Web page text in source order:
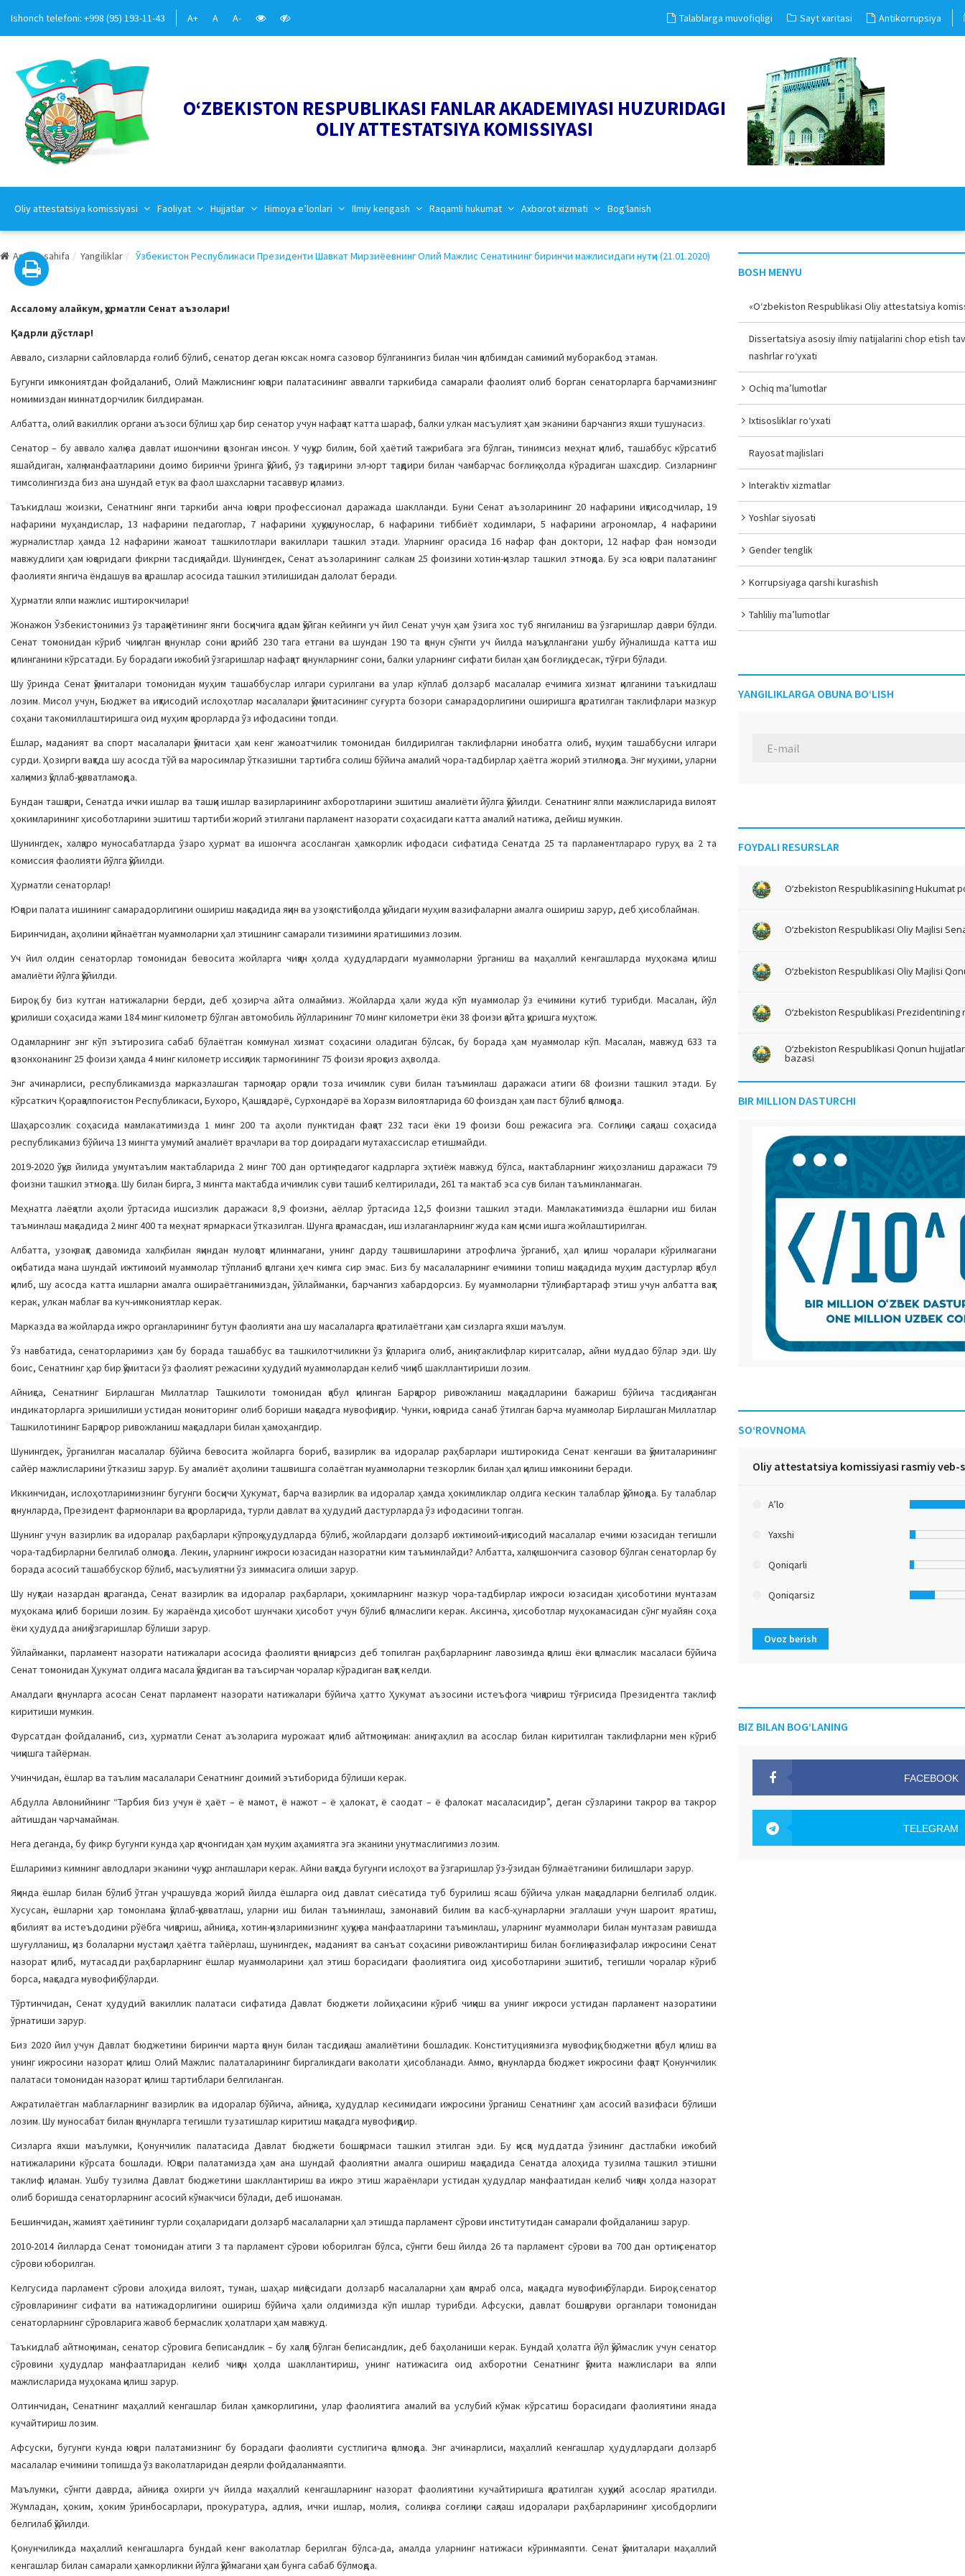
Ishonch telefoni: +998 (95) 193-11-43 A+ A A- Talablarga muvofiqligi Sayt xaritasi Antikorrupsiya
O‘ZBEKISTON RESPUBLIKASI FANLAR AKADEMIYASI HUZURIDAGI
OLIY ATTESTATSIYA KOMISSIYASI
Oliy attestatsiya komissiyasi Faoliyat Hujjatlar Himoya e’lonlari Ilmiy kengash Raqamli hukumat Axborot xizmati Bog‘lanish
Asosiy sahifa Yangiliklar Ўзбекистон Республикаси Президенти Шавкат Мирзиёевнинг Олий Мажлис Сенатининг биринчи мажлисидаги нутқи (21.01.2020)
Ассалому алайкум, ҳурматли Сенат аъзолари!
Қадрли дўстлар!
Аввало, сизларни сайловларда ғолиб бўлиб, сенатор деган юксак номга сазовор бўлганингиз билан чин қалбимдан самимий муборакбод этаман.
Бугунги имкониятдан фойдаланиб, Олий Мажлиснинг юқори палатасининг аввалги таркибида самарали фаолият олиб борган сенаторларга барчамизнинг
номимиздан миннатдорчилик билдираман.
Албатта, олий вакиллик органи аъзоси бўлиш ҳар бир сенатор учун нафақат катта шараф, балки улкан масъулият ҳам эканини барчангиз яхши тушунасиз.
Сенатор – бу аввало халқ ва давлат ишончини қозонган инсон. У чуқур билим, бой ҳаётий тажрибага эга бўлган, тинимсиз меҳнат қилиб, ташаббус кўрсатиб
яшайдиган, халқ манфаатларини доимо биринчи ўринга қўйиб, ўз тақдирини эл-юрт тақдири билан чамбарчас боғлиқ ҳолда кўрадиган шахсдир. Сизларнинг
тимсолингизда биз ана шундай етук ва фаол шахсларни тасаввур қиламиз.
Таъкидлаш жоизки, Сенатнинг янги таркиби анча юқори профессионал даражада шаклланди. Буни Сенат аъзоларининг 20 нафарини иқтисодчилар, 19
нафарини муҳандислар, 13 нафарини педагоглар, 7 нафарини ҳуқуқшунослар, 6 нафарини тиббиёт ходимлари, 5 нафарини агрономлар, 4 нафарини
журналистлар ҳамда 12 нафарини жамоат ташкилотлари вакиллари ташкил этади. Уларнинг орасида 16 нафар фан доктори, 12 нафар фан номзоди
мавжудлиги ҳам юқоридаги фикрни тасдиқлайди. Шунингдек, Сенат аъзоларининг салкам 25 фоизини хотин-қизлар ташкил этмоқда. Бу эса юқори палатанинг
фаолияти янгича ёндашув ва қарашлар асосида ташкил этилишидан далолат беради.
Ҳурматли ялпи мажлис иштирокчилари!
Жонажон Ўзбекистонимиз ўз тараққиётининг янги босқичига қадам қўйган кейинги уч йил Сенат учун ҳам ўзига хос туб янгиланиш ва ўзгаришлар даври бўлди.
Сенат томонидан кўриб чиқилган қонунлар сони қарийб 230 тага етгани ва шундан 190 та қонун сўнгги уч йилда маъқуллангани ушбу йўналишда катта иш
қилинганини кўрсатади. Бу борадаги ижобий ўзгаришлар нафақат қонунларнинг сони, балки уларнинг сифати билан ҳам боғлиқ, десак, тўғри бўлади.
Шу ўринда Сенат қўмиталари томонидан муҳим ташаббуслар илгари сурилгани ва улар кўплаб долзарб масалалар ечимига хизмат қилганини таъкидлаш
лозим. Мисол учун, Бюджет ва иқтисодий ислоҳотлар масалалари қўмитасининг суғурта бозори самарадорлигини оширишга қаратилган таклифлари мазкур
соҳани такомиллаштиришга оид муҳим қарорларда ўз ифодасини топди.
Ёшлар, маданият ва спорт масалалари қўмитаси ҳам кенг жамоатчилик томонидан билдирилган таклифларни инобатга олиб, муҳим ташаббусни илгари
сурди. Ҳозирги вақтда шу асосда тўй ва маросимлар ўтказишни тартибга солиш бўйича амалий чора-тадбирлар ҳаётга жорий этилмоқда. Энг муҳими, уларни
халқимиз қўллаб-қувватламоқда.
Бундан ташқари, Сенатда ички ишлар ва ташқи ишлар вазирларининг ахборотларини эшитиш амалиёти йўлга қўйилди. Сенатнинг ялпи мажлисларида вилоят
ҳокимларининг ҳисоботларини эшитиш тартиби жорий этилгани парламент назорати соҳасидаги катта амалий натижа, дейиш мумкин.
Шунингдек, халқаро муносабатларда ўзаро ҳурмат ва ишончга асосланган ҳамкорлик ифодаси сифатида Сенатда 25 та парламентлараро гуруҳ ва 2 та
комиссия фаолияти йўлга қўйилди.
Ҳурматли сенаторлар!
Юқори палата ишининг самарадорлигини ошириш мақсадида яқин ва узоқ истиқболда қуйидаги муҳим вазифаларни амалга ошириш зарур, деб ҳисоблайман.
Биринчидан, аҳолини қийнаётган муаммоларни ҳал этишнинг самарали тизимини яратишимиз лозим.
Уч йил олдин сенаторлар томонидан бевосита жойларга чиққан ҳолда ҳудудлардаги муаммоларни ўрганиш ва маҳаллий кенгашларда муҳокама қилиш
амалиёти йўлга қўйилди.
Бироқ, бу биз кутган натижаларни берди, деб ҳозирча айта олмаймиз. Жойларда ҳали жуда кўп муаммолар ўз ечимини кутиб турибди. Масалан, йўл
қурилиши соҳасида жами 184 минг километр бўлган автомобиль йўлларининг 70 минг километри ёки 38 фоизи қайта қуришга муҳтож.
Одамларнинг энг кўп эътирозига сабаб бўлаётган коммунал хизмат соҳасини оладиган бўлсак, бу борада ҳам муаммолар кўп. Масалан, мавжуд 633 та
қозонхонанинг 25 фоизи ҳамда 4 минг километр иссиқлик тармоғининг 75 фоизи яроқсиз аҳволда.
Энг ачинарлиси, республикамизда марказлашган тармоқлар орқали тоза ичимлик суви билан таъминлаш даражаси атиги 68 фоизни ташкил этади. Бу
кўрсаткич Қорақалпоғистон Республикаси, Бухоро, Қашқадарё, Сурхондарё ва Хоразм вилоятларида 60 фоиздан ҳам паст бўлиб қолмоқда.
Шаҳарсозлик соҳасида мамлакатимизда 1 минг 200 та аҳоли пунктидан фақат 232 таси ёки 19 фоизи бош режасига эга. Соғлиқни сақлаш соҳасида
республикамиз бўйича 13 мингта умумий амалиёт врачлари ва тор доирадаги мутахассислар етишмайди.
2019-2020 ўқув йилида умумтаълим мактабларида 2 минг 700 дан ортиқ педагог кадрларга эҳтиёж мавжуд бўлса, мактабларнинг жиҳозланиш даражаси 79
фоизни ташкил этмоқда. Шу билан бирга, 3 мингта мактабда ичимлик суви ташиб келтирилади, 261 та мактаб эса сув билан таъминланмаган.
Меҳнатга лаёқатли аҳоли ўртасида ишсизлик даражаси 8,9 фоизни, аёллар ўртасида 12,5 фоизни ташкил этади. Мамлакатимизда ёшларни иш билан
таъминлаш мақсадида 2 минг 400 та меҳнат ярмаркаси ўтказилган. Шунга қарамасдан, иш излаганларнинг жуда кам қисми ишга жойлаштирилган.
Албатта, узоқ вақт давомида халқ билан яқиндан мулоқот қилинмагани, унинг дарду ташвишларини атрофлича ўрганиб, ҳал қилиш чоралари кўрилмагани
оқибатида мана шундай ижтимоий муаммолар тўпланиб қолгани ҳеч кимга сир эмас. Биз бу масалаларнинг ечимини топиш мақсадида муҳим дастурлар қабул
қилиб, шу асосда катта ишларни амалга ошираётганимиздан, ўйлайманки, барчангиз хабардорсиз. Бу муаммоларни тўлиқ бартараф этиш учун албатта вақт
керак, улкан маблағ ва куч-имкониятлар керак.
Марказда ва жойларда ижро органларининг бутун фаолияти ана шу масалаларга қаратилаётгани ҳам сизларга яхши маълум.
Ўз навбатида, сенаторларимиз ҳам бу борада ташаббус ва ташкилотчиликни ўз қўлларига олиб, аниқ таклифлар киритсалар, айни муддао бўлар эди. Шу
боис, Сенатнинг ҳар бир қўмитаси ўз фаолият режасини ҳудудий муаммолардан келиб чиқиб шакллантириши лозим.
Айниқса, Сенатнинг Бирлашган Миллатлар Ташкилоти томонидан қабул қилинган Барқарор ривожланиш мақсадларини бажариш бўйича тасдиқланган
индикаторларга эришилиши устидан мониторинг олиб бориши мақсадга мувофиқдир. Чунки, юқорида санаб ўтилган барча муаммолар Бирлашган Миллатлар
Ташкилотининг Барқарор ривожланиш мақсадлари билан ҳамоҳангдир.
Шунингдек, ўрганилган масалалар бўйича бевосита жойларга бориб, вазирлик ва идоралар раҳбарлари иштирокида Сенат кенгаши ва қўмиталарининг
сайёр мажлисларини ўтказиш зарур. Бу амалиёт аҳолини ташвишга солаётган муаммоларни тезкорлик билан ҳал қилиш имконини беради.
Иккинчидан, ислоҳотларимизнинг бугунги босқичи Ҳукумат, барча вазирлик ва идоралар ҳамда ҳокимликлар олдига кескин талаблар қўймоқда. Бу талаблар
қонунларда, Президент фармонлари ва қарорларида, турли давлат ва ҳудудий дастурларда ўз ифодасини топган.
Шунинг учун вазирлик ва идоралар раҳбарлари кўпроқ ҳудудларда бўлиб, жойлардаги долзарб ижтимоий-иқтисодий масалалар ечими юзасидан тегишли
чора-тадбирларни белгилаб олмоқда. Лекин, уларнинг ижроси юзасидан назоратни ким таъминлайди? Албатта, халқ ишончига сазовор бўлган сенаторлар бу
борада асосий ташаббускор бўлиб, масъулиятни ўз зиммасига олиши зарур.
Шу нуқтаи назардан қараганда, Сенат вазирлик ва идоралар раҳбарлари, ҳокимларнинг мазкур чора-тадбирлар ижроси юзасидан ҳисоботини мунтазам
муҳокама қилиб бориши лозим. Бу жараёнда ҳисобот шунчаки ҳисобот учун бўлиб қолмаслиги керак. Аксинча, ҳисоботлар муҳокамасидан сўнг муайян соҳа
ёки ҳудудда аниқ ўзгаришлар бўлиши зарур.
Ўйлайманки, парламент назорати натижалари асосида фаолияти қониқарсиз деб топилган раҳбарларнинг лавозимда қолиш ёки қолмаслик масаласи бўйича
Сенат томонидан Ҳукумат олдига масала қўядиган ва таъсирчан чоралар кўрадиган вақт келди.
Амалдаги қонунларга асосан Сенат парламент назорати натижалари бўйича ҳатто Ҳукумат аъзосини истеъфога чиқариш тўғрисида Президентга таклиф
киритиши мумкин.
Фурсатдан фойдаланиб, сиз, ҳурматли Сенат аъзоларига мурожаат қилиб айтмоқчиман: аниқ таҳлил ва асослар билан киритилган таклифларни мен кўриб
чиқишга тайёрман.
Учинчидан, ёшлар ва таълим масалалари Сенатнинг доимий эътиборида бўлиши керак.
Абдулла Авлонийнинг “Тарбия биз учун ё ҳаёт – ё мамот, ё нажот – ё ҳалокат, ё саодат – ё фалокат масаласидир”, деган сўзларини такрор ва такрор
айтишдан чарчамайман.
Нега деганда, бу фикр бугунги кунда ҳар қачонгидан ҳам муҳим аҳамиятга эга эканини унутмаслигимиз лозим.
Ёшларимиз кимнинг авлодлари эканини чуқур англашлари керак. Айни вақтда бугунги ислоҳот ва ўзгаришлар ўз-ўзидан бўлмаётганини билишлари зарур.
Яқинда ёшлар билан бўлиб ўтган учрашувда жорий йилда ёшларга оид давлат сиёсатида туб бурилиш ясаш бўйича улкан мақсадларни белгилаб олдик.
Хусусан, ёшларни ҳар томонлама қўллаб-қувватлаш, уларни иш билан таъминлаш, замонавий билим ва касб-ҳунарларни эгаллаши учун шароит яратиш,
қобилият ва истеъдодини рўёбга чиқариш, айниқса, хотин-қизларимизнинг ҳуқуқ ва манфаатларини таъминлаш, уларнинг муаммолари билан мунтазам равишда
шуғулланиш, қиз болаларни мустақил ҳаётга тайёрлаш, шунингдек, маданият ва санъат соҳасини ривожлантириш билан боғлиқ вазифалар ижросини Сенат
назорат қилиб, мутасадди раҳбарларнинг ёшлар муаммоларини ҳал этиш борасидаги фаолиятига оид ҳисоботларини эшитиб, тегишли чоралар кўриб
борса, мақсадга мувофиқ бўларди.
Тўртинчидан, Сенат ҳудудий вакиллик палатаси сифатида Давлат бюджети лойиҳасини кўриб чиқиш ва унинг ижроси устидан парламент назоратини
ўрнатиши зарур.
Биз 2020 йил учун Давлат бюджетини биринчи марта қонун билан тасдиқлаш амалиётини бошладик. Конституциямизга мувофиқ, бюджетни қабул қилиш ва
унинг ижросини назорат қилиш Олий Мажлис палаталарининг биргаликдаги ваколати ҳисобланади. Аммо, қонунларда бюджет ижросини фақат Қонунчилик
палатаси томонидан назорат қилиш тартиблари белгиланган.
Ажратилаётган маблағларнинг вазирлик ва идоралар бўйича, айниқса, ҳудудлар кесимидаги ижросини ўрганиш Сенатнинг ҳам асосий вазифаси бўлиши
лозим. Шу муносабат билан қонунларга тегишли тузатишлар киритиш мақсадга мувофиқдир.
Сизларга яхши маълумки, Қонунчилик палатасида Давлат бюджети бошқармаси ташкил этилган эди. Бу қисқа муддатда ўзининг дастлабки ижобий
натижаларини кўрсата бошлади. Юқори палатамизда ҳам ана шундай фаолиятни амалга ошириш мақсадида Сенатда алоҳида тузилма ташкил этишни
таклиф қиламан. Ушбу тузилма Давлат бюджетини шакллантириш ва ижро этиш жараёнлари устидан ҳудудлар манфаатидан келиб чиққан ҳолда назорат
олиб боришда сенаторларнинг асосий кўмакчиси бўлади, деб ишонаман.
Бешинчидан, жамият ҳаётининг турли соҳаларидаги долзарб масалаларни ҳал этишда парламент сўрови институтидан самарали фойдаланиш зарур.
2010-2014 йилларда Сенат томонидан атиги 3 та парламент сўрови юборилган бўлса, сўнгги беш йилда 26 та парламент сўрови ва 700 дан ортиқ сенатор
сўрови юборилган.
Келгусида парламент сўрови алоҳида вилоят, туман, шаҳар миқёсидаги долзарб масалаларни ҳам қамраб олса, мақсадга мувофиқ бўларди. Бироқ, сенатор
сўровларининг сифати ва натижадорлигини ошириш бўйича ҳали олдимизда кўп ишлар турибди. Афсуски, давлат бошқаруви органлари томонидан
сенаторларнинг сўровларига жавоб бермаслик ҳолатлари ҳам мавжуд.
Таъкидлаб айтмоқчиман, сенатор сўровига беписандлик – бу халққа бўлган беписандлик, деб баҳоланиши керак. Бундай ҳолатга йўл қўймаслик учун сенатор
сўровини ҳудудлар манфаатларидан келиб чиққан ҳолда шакллантириш, унинг натижасига оид ахборотни Сенатнинг қўмита мажлислари ва ялпи
мажлисларида муҳокама қилиш зарур.
Олтинчидан, Сенатнинг маҳаллий кенгашлар билан ҳамкорлигини, улар фаолиятига амалий ва услубий кўмак кўрсатиш борасидаги фаолиятини янада
кучайтириш лозим.
Афсуски, бугунги кунда юқори палатамизнинг бу борадаги фаолияти сустлигича қолмоқда. Энг ачинарлиси, маҳаллий кенгашлар ҳудудлардаги долзарб
масалалар ечимини топишда ўз ваколатларидан деярли фойдаланмаяпти.
Маълумки, сўнгги даврда, айниқса охирги уч йилда маҳаллий кенгашларнинг назорат фаолиятини кучайтиришга қаратилган ҳуқуқий асослар яратилди.
Жумладан, ҳоким, ҳоким ўринбосарлари, прокуратура, адлия, ички ишлар, молия, солиқ ва соғлиқни сақлаш идоралари раҳбарларининг ҳисобдорлиги
белгилаб қўйилди.
Қонунчиликда маҳаллий кенгашларга бундай кенг ваколатлар берилган бўлса-да, амалда уларнинг натижаси кўринмаяпти. Сенат қўмиталари маҳаллий
кенгашлар билан самарали ҳамкорликни йўлга қўймагани ҳам бунга сабаб бўлмоқда.
BOSH MENYU
«O‘zbekiston Respublikasi Oliy attestatsiya
Dissertatsiya asosiy ilmiy natijalarini chop etish
nashrlar ro‘yxati
Ochiq ma’lumotlar
Ixtisosliklar ro‘yxati
Rayosat majlislari
Interaktiv xizmatlar
Yoshlar siyosati
Gender tenglik
Korrupsiyaga qarshi kurashish
Tahliliy ma’lumotlar
YANGILIKLARGA OBUNA BO‘LISH
FOYDALI RESURSLAR
O‘zbekiston Respublikasining Hukumat
O‘zbekiston Respublikasi Oliy Majlisi
O‘zbekiston Respublikasi Oliy Majlisi
O‘zbekiston Respublikasi Prezidentining
O‘zbekiston Respublikasi Qonun
bazasi
BIR MILLION DASTURCHI
SO‘ROVNOMA
Oliy attestatsiya komissiyasi rasmiy
A’lo
Yaxshi
Qoniqarli
Qoniqarsiz
Ovoz berish
BIZ BILAN BOG‘LANING
FACEBOOK
TELEGRAM